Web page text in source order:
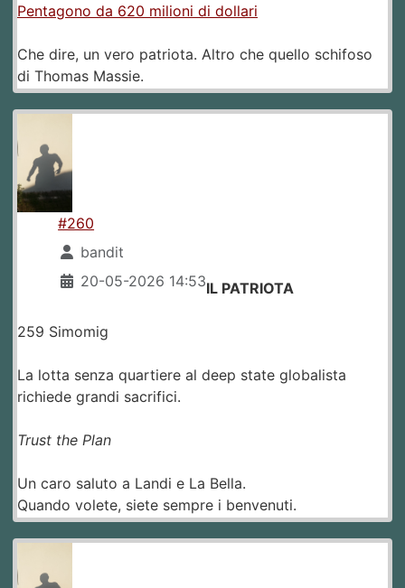
Pentagono da 620 milioni di dollari
Che dire, un vero patriota. Altro che quello schifoso
di Thomas Massie.
#260
bandit
20-05-2026 14:53IL PATRIOTA
259 Simomig
La lotta senza quartiere al deep state globalista
richiede grandi sacrifici.
Trust the Plan
Un caro saluto a Landi e La Bella.
Quando volete, siete sempre i benvenuti.